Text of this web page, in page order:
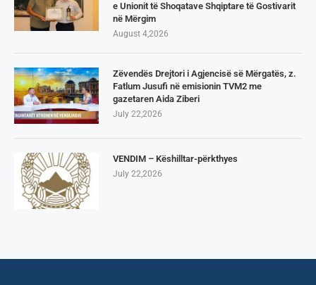
e Unionit të Shoqatave Shqiptare të Gostivarit
në Mërgim
August 4,2026
Zëvendës Drejtori i Agjencisë së Mërgatës, z.
Fatlum Jusufi në emisionin TVM2 me
gazetaren Aida Ziberi
July 22,2026
VENDIM – Këshilltar-përkthyes
July 22,2026